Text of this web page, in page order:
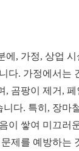
에, 가정, 상업 시
다. 가정에서는
, 곰팡이 제거, 페
다. 특히, 장마
이 쌓여 미끄러
제를 예방하는